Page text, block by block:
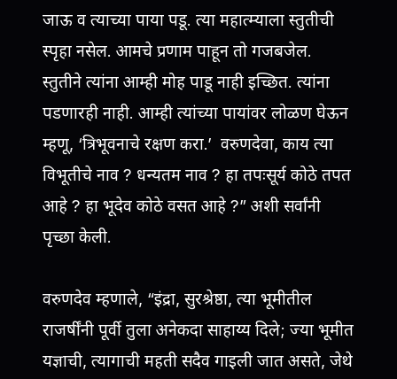
जाऊ व त्याच्या पाया पडू. त्या महात्म्याला स्तुतीची
स्पृहा नसेल. आमचे प्रणाम पाहून तो गजबजेल.
स्तुतीने त्यांना आम्ही मोह पाडू नाही इच्छित. त्यांना
पडणारही नाही. आम्ही त्यांच्या पायांवर लोळण घेऊन
म्हणू, ‘त्रिभूवनाचे रक्षण करा.’ वरुणदेवा, काय त्या
विभूतीचे नाव ? धन्यतम नाव ? हा तपःसूर्य कोठे तपत
आहे ? हा भूदेव कोठे वसत आहे ?” अशी सर्वांनी
पृच्छा केली.
वरुणदेव म्हणाले, “इंद्रा, सुरश्रेष्ठा, त्या भूमीतील
राजर्षींनी पूर्वी तुला अनेकदा साहाय्य दिले; ज्या भूमीत
यज्ञाची, त्यागाची महती सदैव गाइली जात असते, जेथे